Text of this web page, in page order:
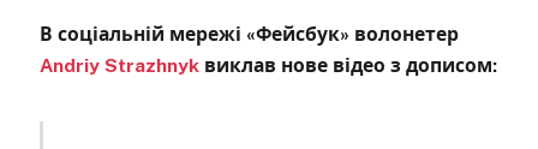
В соціальній мережі «Фейсбук» волонетер
Andriy Strazhnyk виклав нове відео з дописом: